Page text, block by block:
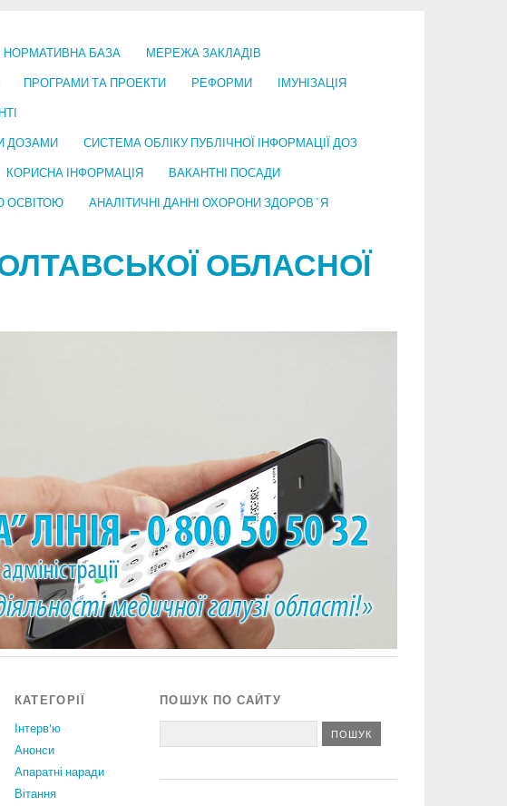
НОРМАТИВНА БАЗА МЕРЕЖА ЗАКЛАДІВ
ПРОГРАМИ ТА ПРОЕКТИ РЕФОРМИ ІМУНІЗАЦІЯ
ДОЗАМИ СИСТЕМА ОБЛІКУ ПУБЛІЧНОЇ ІНФОРМАЦІЇ ДОЗ
КОРИСНА ІНФОРМАЦІЯ ВАКАНТНІ ПОСАДИ
ОСВІТОЮ АНАЛІТИЧНІ ДАННІ ОХОРОНИ ЗДОРОВ`Я
ОБЛАСНОЇ
КАТЕГОРІЇ
Інтерв'ю
Анонси
Апаратні наради
Вiтання
ПОШУК ПО САЙТУ